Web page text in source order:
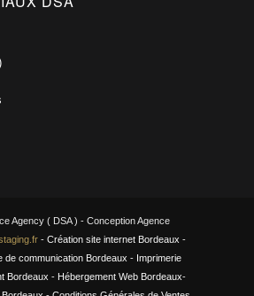
Agency ( DSA ) - Conception Agence
- Création site internet Bordeaux -
de communication Bordeaux - Imprimerie
Bordeaux - Hébergement Web Bordeaux-